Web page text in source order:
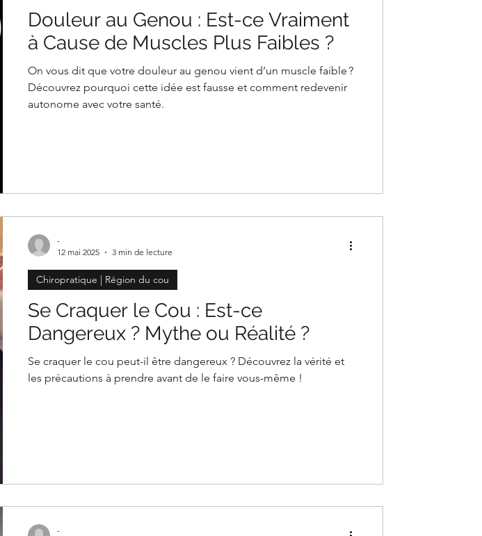
Douleur au Genou : Est-ce Vraiment
à Cause de Muscles Plus Faibles ?
On vous dit que votre douleur au genou vient d’un muscle faible ?
Découvrez pourquoi cette idée est fausse et comment redevenir
autonome avec votre santé.
Se Craquer le Cou : Est-ce
Dangereux ? Mythe ou Réalité ?
Se craquer le cou peut-il être dangereux ? Découvrez la vérité et
les précautions à prendre avant de le faire vous-même !
Chiropratique | Région du cou
-
12 mai 2025
3 min de lecture
-